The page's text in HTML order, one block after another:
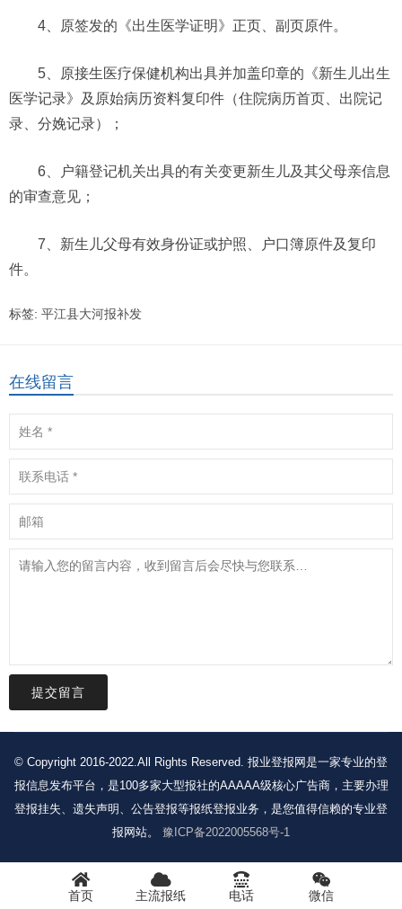
4、原签发的《出生医学证明》正页、副页原件。
5、原接生医疗保健机构出具并加盖印章的《新生儿出生
医学记录》及原始病历资料复印件（住院病历首页、出院记
录、分娩记录）；
6、户籍登记机关出具的有关变更新生儿及其父母亲信息
的审查意见；
7、新生儿父母有效身份证或护照、户口簿原件及复印
件。
标签: 平江县大河报补发
在线留言
提交留言
© Copyright 2016-2022.All Rights Reserved. 报业登报网是一家专业的登
报信息发布平台，是100多家大型报社的AAAAA级核心广告商，主要办理
登报挂失、遗失声明、公告登报等报纸登报业务，是您值得信赖的专业登
报网站。 豫ICP备2022005568号-1
首页 主流报纸 电话 微信